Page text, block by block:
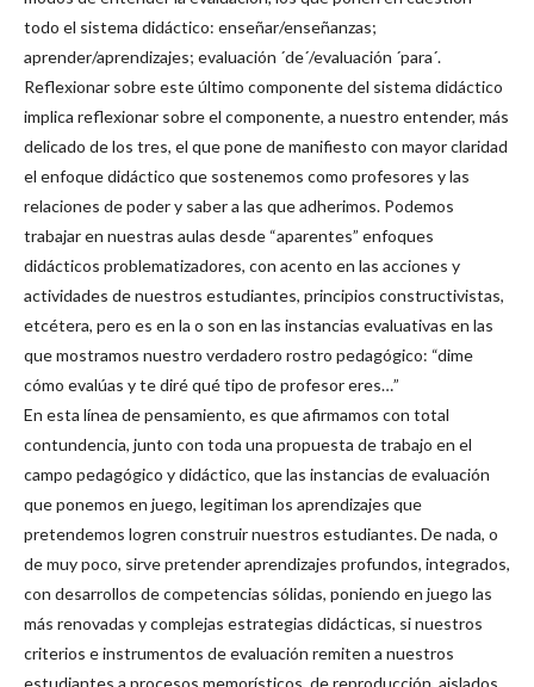
todo el sistema didáctico: enseñar/enseñanzas;
aprender/aprendizajes; evaluación ´de´/evaluación ´para´.
Reflexionar sobre este último componente del sistema didáctico
implica reflexionar sobre el componente, a nuestro entender, más
delicado de los tres, el que pone de manifiesto con mayor claridad
el enfoque didáctico que sostenemos como profesores y las
relaciones de poder y saber a las que adherimos. Podemos
trabajar en nuestras aulas desde “aparentes” enfoques
didácticos problematizadores, con acento en las acciones y
actividades de nuestros estudiantes, principios constructivistas,
etcétera, pero es en la o son en las instancias evaluativas en las
que mostramos nuestro verdadero rostro pedagógico: “dime
cómo evalúas y te diré qué tipo de profesor eres…”
En esta línea de pensamiento, es que afirmamos con total
contundencia, junto con toda una propuesta de trabajo en el
campo pedagógico y didáctico, que las instancias de evaluación
que ponemos en juego, legitiman los aprendizajes que
pretendemos logren construir nuestros estudiantes. De nada, o
de muy poco, sirve pretender aprendizajes profundos, integrados,
con desarrollos de competencias sólidas, poniendo en juego las
más renovadas y complejas estrategias didácticas, si nuestros
criterios e instrumentos de evaluación remiten a nuestros
estudiantes a procesos memorísticos, de reproducción, aislados